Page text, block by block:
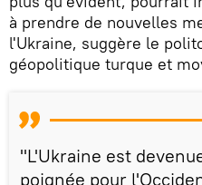
à prendre de nouvelles
l'Ukraine, suggère le
géopolitique turque et
"L'Ukraine est
poignée pour